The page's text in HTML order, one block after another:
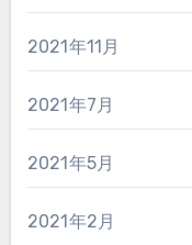
2021年11月
2021年7月
2021年5月
2021年2月